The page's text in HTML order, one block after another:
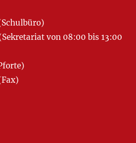
von 08:00 bis 13:00